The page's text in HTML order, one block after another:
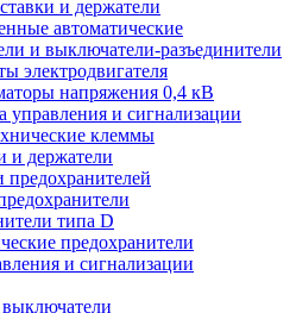
и держатели
автоматические
и выключатели-разъединители
электродвигателя
напряжения 0,4 кВ
управления и сигнализации
клеммы
и держатели
предохранителей
типа D
предохранители
и сигнализации